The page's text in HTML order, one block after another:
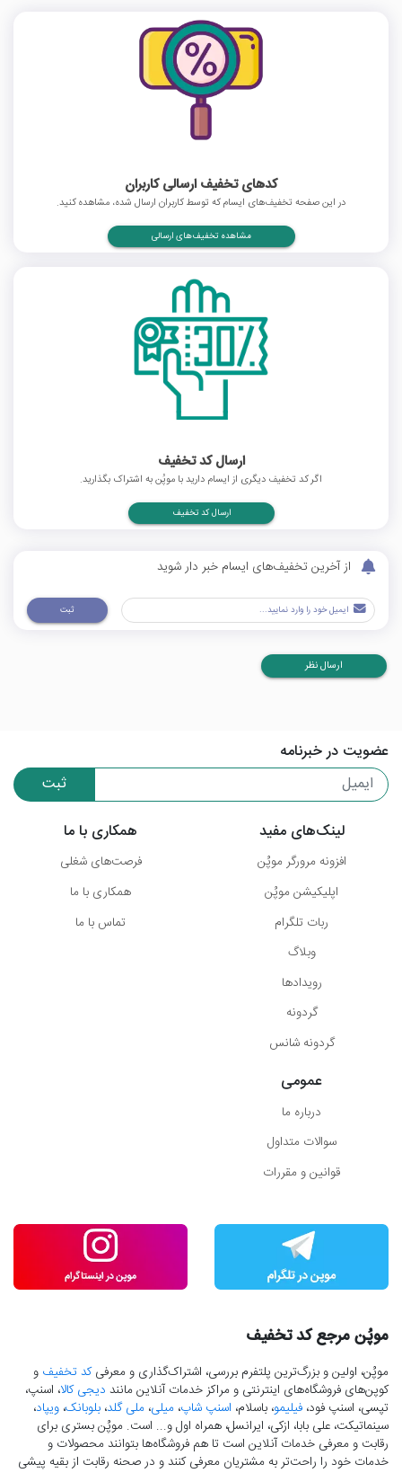
کدهای تخفیف ارسالی کاربران
در این صفحه تخفیف‌های ایسام که توسط کاربران ارسال شده، مشاهده کنید.
مشاهده تخفیف‌های ارسالی
ارسال کد تخفیف
اگر کد تخفیف دیگری از ایسام دارید با موپُن به اشتراک بگذارید.
ارسال کد تخفیف
از آخرین تخفیف‌های ایسام خبر دار شوید
ثبت
ارسال نظر
عضویت در خبرنامه
ثبت
لینک‌های مفید
افزونه مرورگر موپُن
اپلیکیشن موپُن
ربات تلگرام
وبلاگ
رویدادها
گردونه
گردونه شانس
همکاری با ما
فرصت‌های شغلی
همکاری با ما
تماس با ما
عمومی
درباره ما
سوالات متداول
قوانین و مقررات
موپُن مرجع کد تخفیف
موپُن، اولین و بزرگ‌ترین پلتفرم بررسی، اشتراک‌گذاری و معرفیکد تخفیف و
کوپن‌های فروشگاه‌های اینترنتی و مراکز خدمات آنلاین مانند دیجی کالا، اسنپ،
تپسی، اسنپ فود، فیلیمو، باسلام، اسنپ شاپ، میلی، ملی گلد، بلوبانک، ویپاد،
سینماتیکت، علی بابا، ازکی، ایرانسل، همراه اول و... است. موپُن بستری برای
رقابت و معرفی خدمات آنلاین است تا هم فروشگاه‌ها بتوانند محصولات و
خدمات خود را راحت‌تر به مشتریان معرفی کنند و در صحنه رقابت از بقیه پیشی